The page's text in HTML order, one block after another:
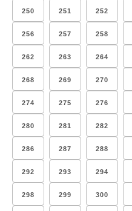
250 251 252
256 257 258
262 263 264
268 269 270
274 275 276
280 281 282
286 287 288
292 293 294
298 299 300